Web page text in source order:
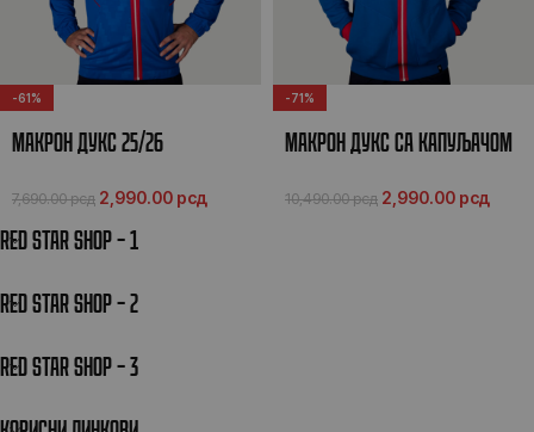
-61%
MАКРОН ДУКС 25/26
7,690.00рсд 2,990.00 рсд
-71%
MАКРОН ДУКС СА КАПУЉАЧОМ
10,490.00рсд 2,990.00 рсд
RED STAR SHOP – 1
RED STAR SHOP – 2
RED STAR SHOP – 3